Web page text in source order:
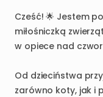
Cześć! 🌟 Jestem
miłośniczką zwierząt
w opiece nad
Od dzieciństwa
zarówno koty​,​ jak i